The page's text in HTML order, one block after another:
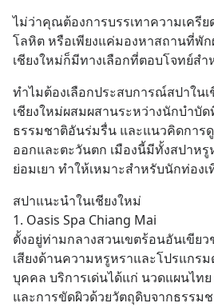
ไม่ว่าคุณต้องการบรรเทาความเครีย
โลหิต หรือเพียงแค่มองหาสถานที่พัก
เชียงใหม่ก็มีทางเลือกที่ตอบโจทย์ส
ทำไมต้องเลือกประสบการณ์สปาในเ
เชียงใหม่ผสมผสานระหว่างนักบำบั
ธรรมชาติอันร่มรื่น และแนวคิดการ
ออกและตะวันตก เมืองนี้มีทั้งสปาหรู
ย่อมเยา ทำให้เหมาะสำหรับนักท่อง
สปาแนะนำในเชียงใหม่
1. Oasis Spa Chiang Mai
ตั้งอยู่ท่ามกลางสวนเขตร้อนอันเขีย
เสียงด้านความหรูหราและโปรแกร
บุคคล บริการเด่นได้แก่ นวดแผนไท
และการขัดผิวด้วยวัตถุดิบจากธรรม